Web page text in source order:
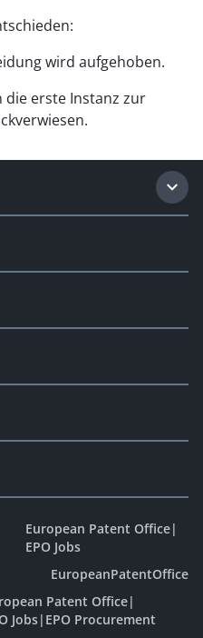
wird aufgehoben.
die erste Instanz zur
European Patent Office|
EPO Jobs
EuropeanPatentOffice
Patent Office|
Jobs| EPO Procurement